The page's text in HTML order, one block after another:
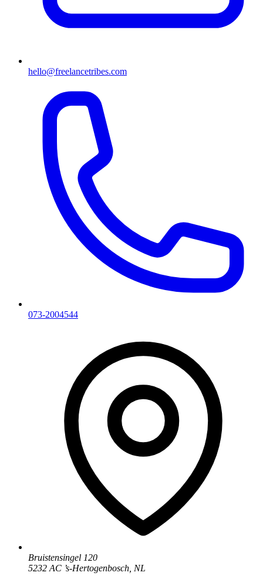
hello@freelancetribes.com
073-2004544
Bruistensingel 120
5232 AC ’s-Hertogenbosch NL